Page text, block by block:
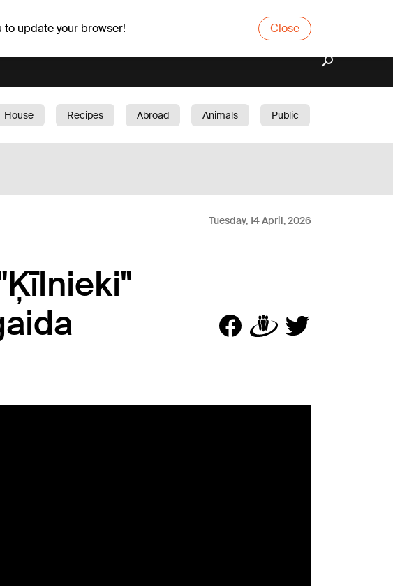
to update your browser! Close
House Recipes Abroad Animals
Public
Tuesday, 14 April, 2026